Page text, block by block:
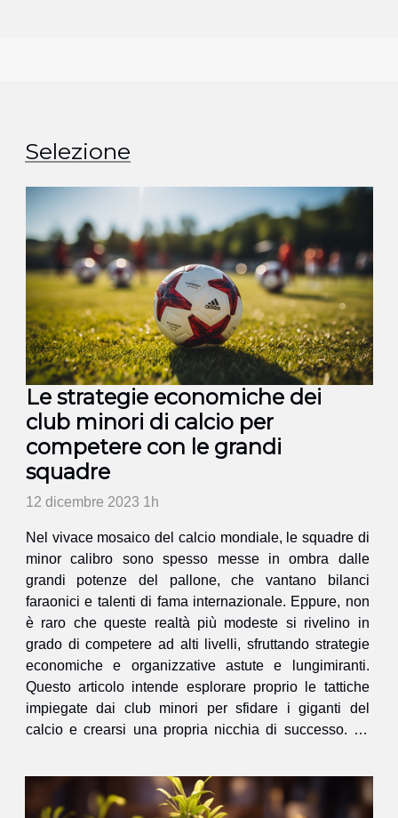
Selezione
Le strategie economiche dei
club minori di calcio per
competere con le grandi
squadre
12 dicembre 2023 1h
Nel vivace mosaico del calcio mondiale, le squadre di
minor calibro sono spesso messe in ombra dalle
grandi potenze del pallone, che vantano bilanci
faraonici e talenti di fama internazionale. Eppure, non
è raro che queste realtà più modeste si rivelino in
grado di competere ad alti livelli, sfruttando strategie
economiche e organizzative astute e lungimiranti.
Questo articolo intende esplorare proprio le tattiche
impiegate dai club minori per sfidare i giganti del
calcio e crearsi una propria nicchia di successo. La